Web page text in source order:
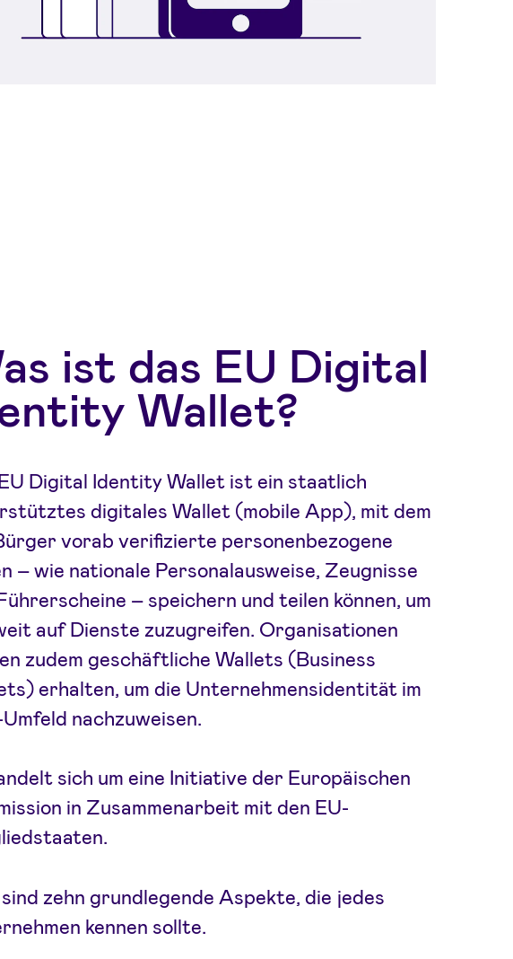
ist das EU Digital
Wallet?
Digital Identity Wallet ist ein staatlich
digitales Wallet (mobile App), mit dem
vorab verifizierte personenbezogene
– wie nationale Personalausweise, Zeugnisse
– speichern und teilen können, um
auf Dienste zuzugreifen. Organisationen
zudem geschäftliche Wallets (Business
erhalten, um die Unternehmensidentität im
nachzuweisen.
sich um eine Initiative der Europäischen
in Zusammenarbeit mit den EU-
zehn grundlegende Aspekte, die jedes
kennen sollte.